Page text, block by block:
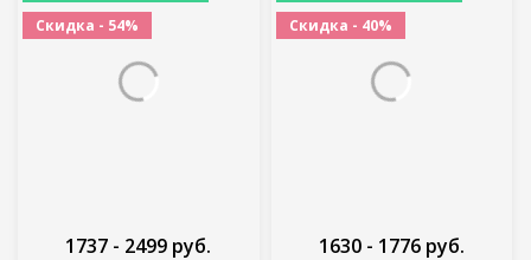
Скидка - 54%
1737 - 2499 руб.
Скидка - 40%
1630 - 1776 руб.